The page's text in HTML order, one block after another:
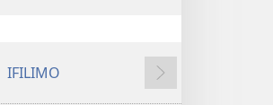
sha
IFILIMO
Icikonkelepo